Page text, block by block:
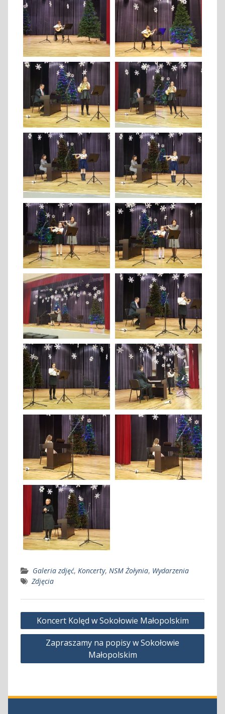
Galeria zdjęć, Koncerty, NSM Żołynia, Wydarzenia
Zdjęcia
Nawigacja
wpisu
Koncert Kolęd w Sokołowie Małopolskim
Zapraszamy na popisy w Sokołowie
Małopolskim